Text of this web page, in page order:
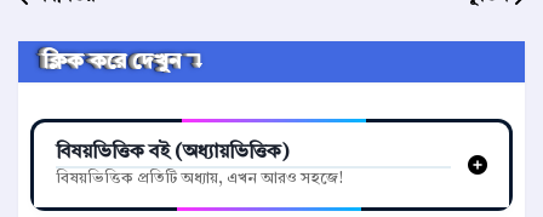
ক্লিক করে দেখুন ↴
বিষয়ভিত্তিক বই (অধ্যায়ভিত্তিক)
বিষয়ভিত্তিক প্রতিটি অধ্যায়, এখন আরও সহজে!